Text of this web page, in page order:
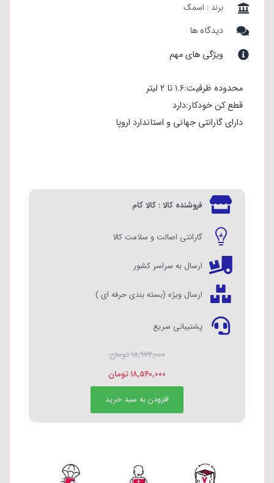
برند : اسمگ
دیدگاه ها
ویژگی های مهم
محدوده ظرفیت:۱.۶ تا ۲ لیتر
قطع کن خودکار:دارد
دارای گارانتی جهانی و استاندارد اروپا
فروشنده کالا : کالا کام
گارانتی اصالت و سلامت کالا
ارسال به سراسر کشور
ارسال ویژه (بسته بندی حرفه ای )
پشتیبانی سریع
۱۸,۹۷۲,۰۰۰تومان
۱۸,۵۴۰,۰۰۰تومان
افزودن به سبد خرید